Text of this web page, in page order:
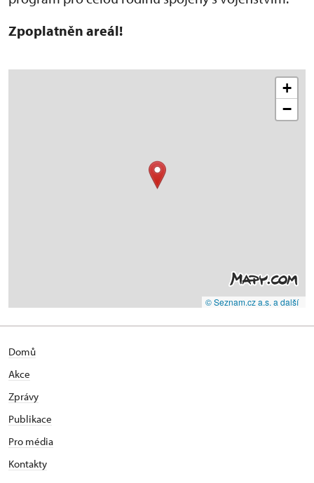
Zpoplatněn areál!
+
−
© Seznam.cz a.s. a další
Domů
Akce
Zprávy
Publikace
Pro média
Kontakty